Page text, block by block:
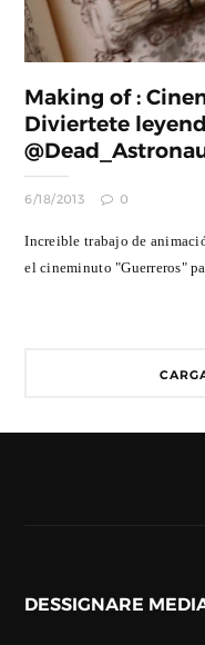
Making of :
Diviertete
6/18/2013 0
Increible trabajo de
el cineminuto "Guerreros"
DESSIGNARE